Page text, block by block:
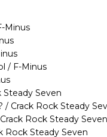
Minus
/ F-Minus
Steady Seven
/ Crack Rock Steady
Rock Steady Seven
Rock Steady Seven